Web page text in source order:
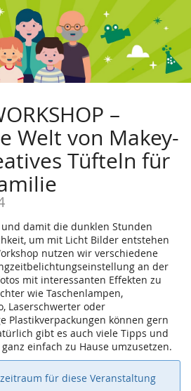
–
Welt von Makey-
Tüfteln für
damit die dunklen Stunden
um mit Licht Bilder entstehen
nutzen wir verschiedene
an der
mit interessanten Effekten zu
wie Taschenlampen,
Laserschwerter oder
Plastikverpackungen können gern
gibt es auch viele Tipps und
einfach zu Hause umzusetzen.
für diese Veranstaltung